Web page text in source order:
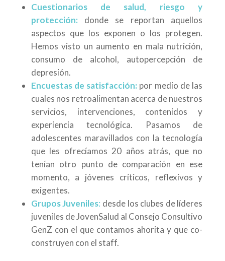
Cuestionarios de salud, riesgo y
protección: donde se reportan aquellos
aspectos que los exponen o los protegen.
Hemos visto un aumento en mala nutrición,
consumo de alcohol, autopercepción de
depresión.
Encuestas de satisfacción: por medio de las
cuales nos retroalimentan acerca de nuestros
servicios, intervenciones, contenidos y
experiencia tecnológica. Pasamos de
adolescentes maravillados con la tecnología
que les ofrecíamos 20 años atrás, que no
tenían otro punto de comparación en ese
momento, a jóvenes críticos, reflexivos y
exigentes.
Grupos Juveniles: desde los clubes de líderes
juveniles de JovenSalud al Consejo Consultivo
GenZ con el que contamos ahorita y que co-
construyen con el staff.